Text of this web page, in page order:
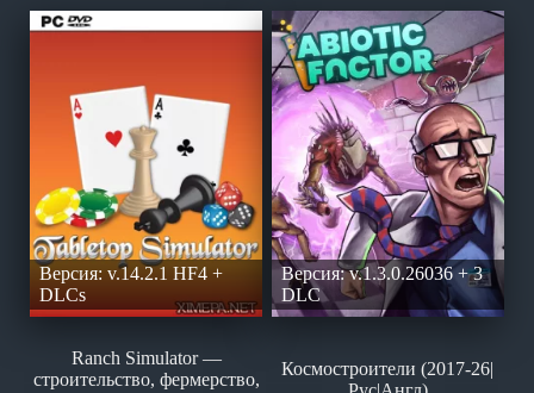
Версия: v.14.2.1 HF4 +
DLCs
Версия: v.1.3.0.26036 + 3
DLC
Ranch Simulator —
строительство, фермерство,
Космостроители (2017-26|